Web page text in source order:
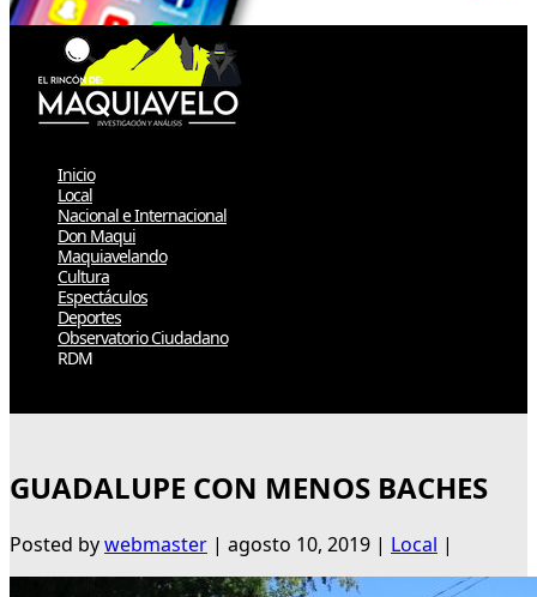
Inicio
Local
Nacional e Internacional
Don Maqui
Maquiavelando
Cultura
Espectáculos
Deportes
Observatorio Ciudadano
RDM
GUADALUPE CON MENOS BACHES
Posted bywebmaster | agosto 10, 2019 | Local |